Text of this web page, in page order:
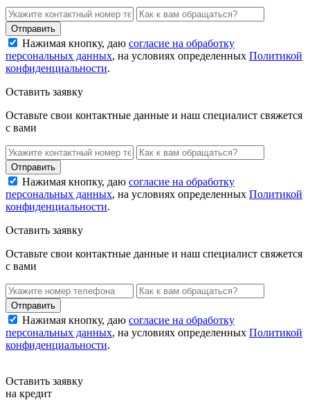
Нажимая кнопку, даю согласие на обработку
персональных данных, на условиях определенных Политикой
конфиденциальности.
Оставить заявку
Оставьте свои контактные данные и наш специалист свяжется
с вами
Нажимая кнопку, даю согласие на обработку
персональных данных, на условиях определенных Политикой
конфиденциальности.
Оставить заявку
Оставьте свои контактные данные и наш специалист свяжется
с вами
Нажимая кнопку, даю согласие на обработку
персональных данных, на условиях определенных Политикой
конфиденциальности.
Оставить заявку
на кредит